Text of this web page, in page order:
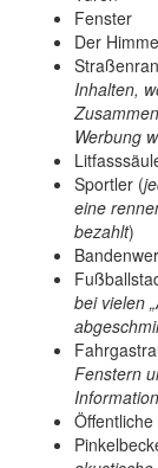
Fenster
Der
Inhalten,
Werbung
Sportler (
eine
bezahlt)
bei vielen
Fenstern